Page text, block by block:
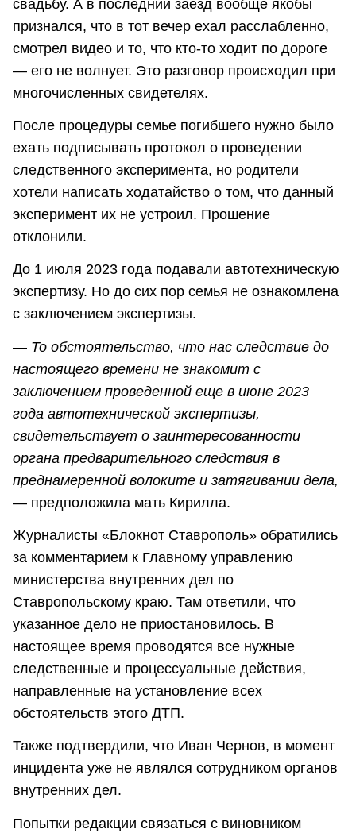
свадьбу. А в последний заезд вообще якобы
признался, что в тот вечер ехал расслабленно,
смотрел видео и то, что кто-то ходит по дороге
— его не волнует. Это разговор происходил при
многочисленных свидетелях.
После процедуры семье погибшего нужно было
ехать подписывать протокол о проведении
следственного эксперимента, но родители
хотели написать ходатайство о том, что данный
эксперимент их не устроил. Прошение
отклонили.
До 1 июля 2023 года подавали автотехническую
экспертизу. Но до сих пор семья не ознакомлена
с заключением экспертизы.
— То обстоятельство, что нас следствие до
настоящего времени не знакомит с
заключением проведенной еще в июне 2023
года автотехнической экспертизы,
свидетельствует о заинтересованности
органа предварительного следствия в
преднамеренной волоките и затягивании дела,
— предположила мать Кирилла.
Журналисты «Блокнот Ставрополь» обратились
за комментарием к Главному управлению
министерства внутренних дел по
Ставропольскому краю. Там ответили, что
указанное дело не приостановилось. В
настоящее время проводятся все нужные
следственные и процессуальные действия,
направленные на установление всех
обстоятельств этого ДТП.
Также подтвердили, что Иван Чернов, в момент
инцидента уже не являлся сотрудником органов
внутренних дел.
Попытки редакции связаться с виновником